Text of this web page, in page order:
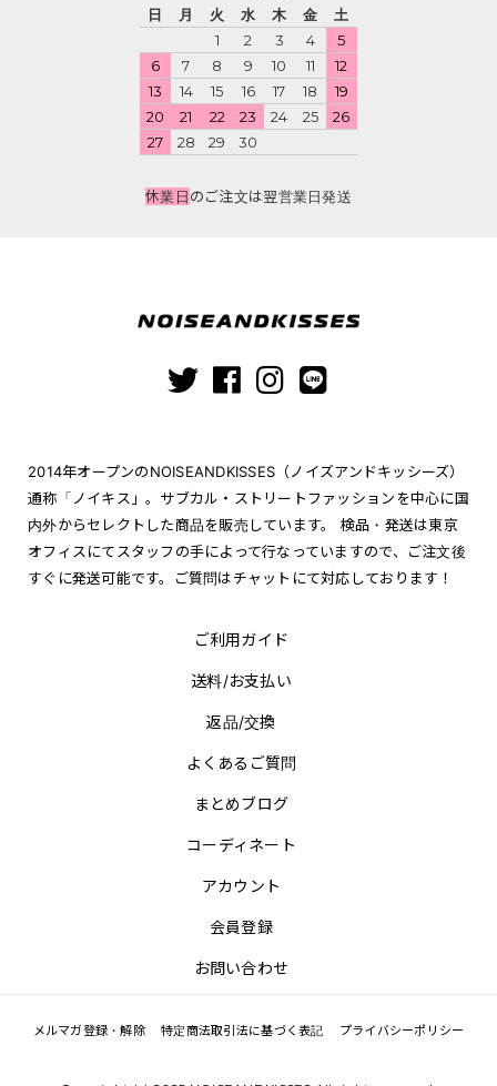
日
月 火 水 木 金
土
1
2 3 4
5
6
7 8 9 10 11
12
13
14 15 16 17 18
19
20
21 22 23 24 25
26
27
28 29 30
休業日のご注文は翌営業日発送
2014年オープンのNOISEANDKISSES（ノイズアンドキッシーズ）
通称「ノイキス」。サブカル・ストリートファッションを中心に国
内外からセレクトした商品を販売しています。 検品・発送は東京
オフィスにてスタッフの手によって行なっていますので、ご注文後
すぐに発送可能です。ご質問はチャットにて対応しております！
ご利用ガイド
送料/お支払い
返品/交換
よくあるご質問
まとめブログ
コーディネート
アカウント
会員登録
お問い合わせ
メルマガ登録・解除 特定商法取引法に基づく表記 プライバシーポリシー